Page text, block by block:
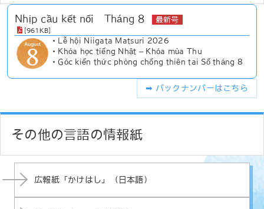
Nhịp cầu kết nối Tháng 8 最新号
[961KB]
・Lễ hội Niigata Matsuri 2026
・Khóa học tiếng Nhật – Khóa mùa Thu
・Góc kiến thức phòng chống thiên tai Số tháng 8
➡︎ バックナンバーはこちら
その他の言語の情報紙
広報紙「かけはし」（日本語）